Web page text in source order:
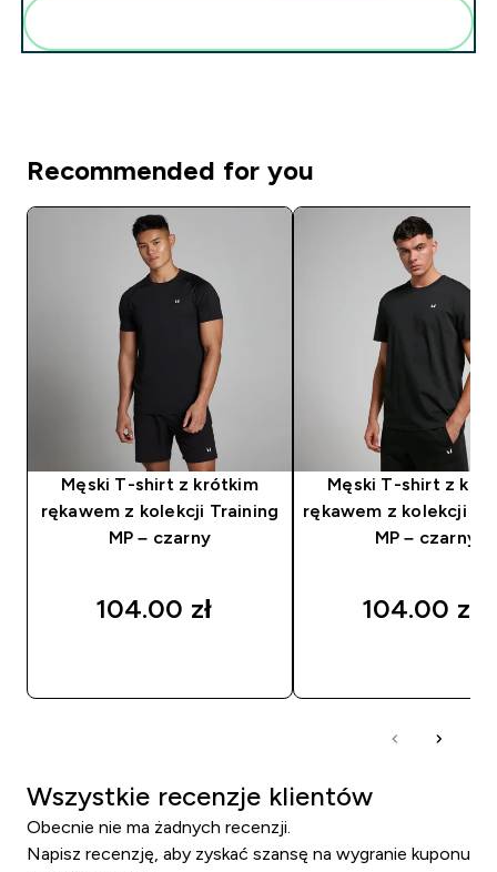
Recommended for you
Męski T-shirt z krótkim
rękawem z kolekcji Training
MP – czarny
104.00 zł‎
Męski T-shirt z
rękawem z kolekcji
MP – czarny
104.00 zł‎
Wszystkie recenzje klientów
Obecnie nie ma żadnych recenzji.
Napisz recenzję, aby zyskać szansę na wygranie kuponu